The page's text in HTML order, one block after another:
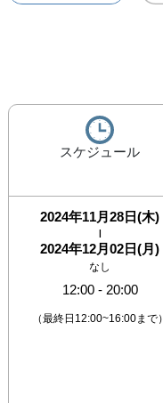
スケジュール
2024年11月28日(木)
|
2024年12月02日(月)
なし
12:00- 20:00
（最終日12:00~16:00まで）